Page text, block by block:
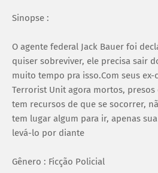
Sinopse :
O agente federal Jack Bauer foi
quiser sobreviver, ele precisa sair
muito tempo pra isso.Com seus ex-
Terrorist Unit agora mortos, presos
tem recursos de que se socorrer,
tem lugar algum para ir, apenas
levá-lo por diante
Gênero : Ficção Policial